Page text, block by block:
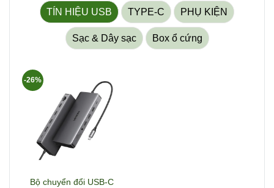
TÍN HIỆU USB TYPE-C PHỤ KIỆN
Sạc & Dây sạc Box ổ cứng
Bộ chuyển đổi USB-C
-26%